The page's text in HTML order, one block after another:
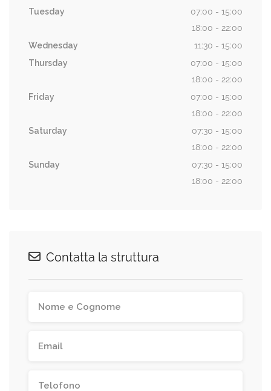
Tuesday
07:00 - 15:00
18:00 - 22:00
Wednesday
11:30 - 15:00
Thursday
07:00 - 15:00
18:00 - 22:00
Friday
07:00 - 15:00
18:00 - 22:00
Saturday
07:30 - 15:00
18:00 - 22:00
Sunday
07:30 - 15:00
18:00 - 22:00
Contatta la struttura